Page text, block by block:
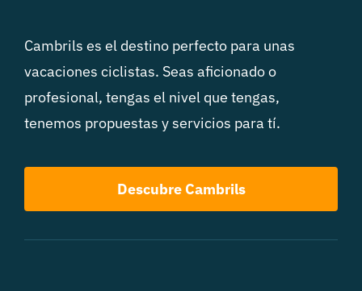
Cambrils es el destino perfecto para unas
vacaciones ciclistas. Seas aficionado o
profesional, tengas el nivel que tengas,
tenemos propuestas y servicios para tí.
Descubre Cambrils